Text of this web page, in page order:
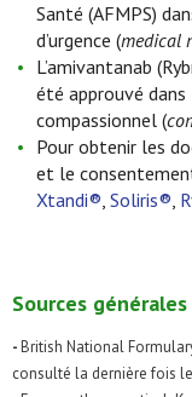
Santé (AFMPS)
d’urgence (medical
L’amivantanab
été approuvé dans
compassionnel (
Pour obtenir les
et le
Xtandi®, Soliris®,
Sources générales
-British National
consulté la dernière fois